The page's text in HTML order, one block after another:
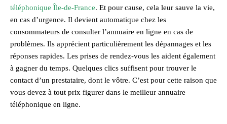
téléphonique Île-de-France. Et pour cause, cela leur sauve la vie,
en cas d’urgence. Il devient automatique chez les
consommateurs de consulter l’annuaire en ligne en cas de
problèmes. Ils apprécient particulièrement les dépannages et les
réponses rapides. Les prises de rendez-vous les aident également
à gagner du temps. Quelques clics suffisent pour trouver le
contact d’un prestataire, dont le vôtre. C’est pour cette raison que
vous devez à tout prix figurer dans le meilleur annuaire
téléphonique en ligne.